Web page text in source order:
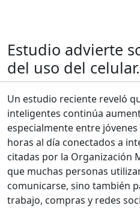
Estudio advierte
del uso del celular.
Un estudio reciente reveló
inteligentes continúa
especialmente entre
horas al día conectados a
citadas por la Organización
que muchas personas
comunicarse, sino también
trabajo, compras y redes